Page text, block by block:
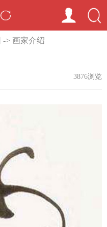
-> 画家介绍
3876浏览